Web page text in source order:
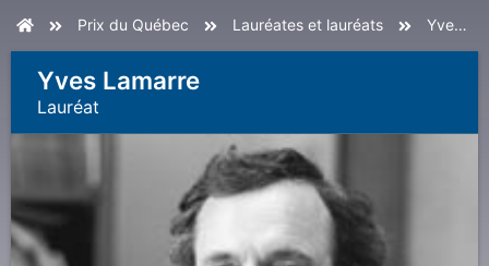
AccueilPrix du Québec Lauréates et lauréats Yves Lamarre
Yves Lamarre
Lauréat